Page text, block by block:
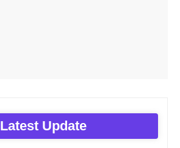
Latest Update